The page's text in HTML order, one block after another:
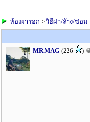
ห้องผ่ารอก > วิธีผ่า/ล้าง/ซ่อม
MR.MAG (226 )